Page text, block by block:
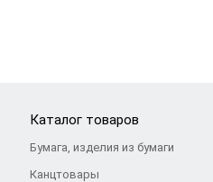
Каталог товаров
Бумага, изделия из бумаги
Канцтовары